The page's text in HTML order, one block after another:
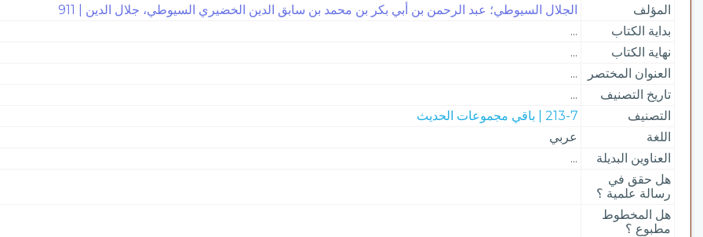
المؤلف
الجلال السيوطي؛ عبد الرحمن بن أبي بكر بن محمد بن سابق الدين الخضيري السيوطي، جلال الدين | 911
بداية الكتاب
...
نهاية الكتاب
...
العنوان المختصر
...
تاريخ التصنيف
...
التصنيف
213-7 | باقي مجموعات الحديث
اللغة
عربي
العناوين البديلة
...
هل حقق في
رسالة علمية ؟
هل المخطوط
مطبوع ؟